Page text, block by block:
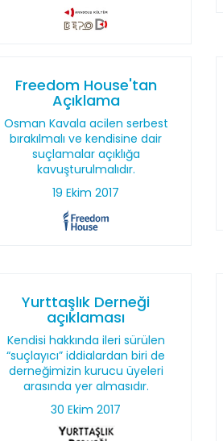
Freedom House'tan
Açıklama
Osman Kavala acilen serbest
bırakılmalı ve kendisine dair
suçlamalar açıklığa
kavuşturulmalıdır.
19 Ekim 2017
Yurttaşlık Derneği
açıklaması
Kendisi hakkında ileri sürülen
“suçlayıcı” iddialardan biri de
derneğimizin kurucu üyeleri
arasında yer almasıdır.
30 Ekim 2017